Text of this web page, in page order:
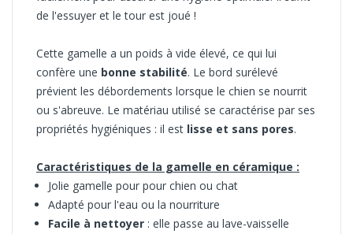
de l'essuyer et le tour est joué !
Cette gamelle a un poids à vide élevé, ce qui lui
confère une bonne stabilité. Le bord surélevé
prévient les débordements lorsque le chien se nourrit
ou s'abreuve. Le matériau utilisé se caractérise par ses
propriétés hygiéniques : il est lisse et sans pores.
Caractéristiques de la gamelle en céramique :
Jolie gamelle pour pour chien ou chat
Adapté pour l'eau ou la nourriture
Facile à nettoyer : elle passe au lave-vaisselle